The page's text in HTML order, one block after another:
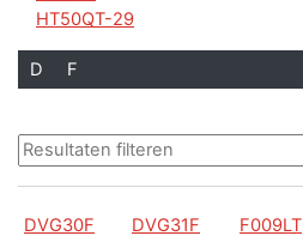
HT50QT-29
D F
DVG30F DVG31F F009LT